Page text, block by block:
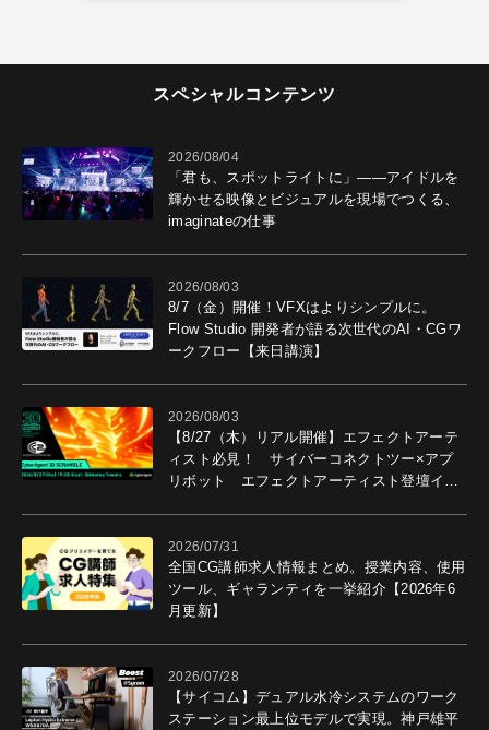
スペシャルコンテンツ
2026/08/04
「君も、スポットライトに」――アイドルを
輝かせる映像とビジュアルを現場でつくる、
imaginateの仕事
2026/08/03
8/7（金）開催！VFXはよりシンプルに。
Flow Studio 開発者が語る次世代のAI・CGワ
ークフロー【来日講演】
2026/08/03
【8/27（木）リアル開催】エフェクトアーテ
ィスト必見！ サイバーコネクトツー×アプ
リボット エフェクトアーティスト登壇イベ
2026/07/31
全国CG講師求人情報まとめ。授業内容、使用
ツール、ギャランティを一挙紹介【2026年6
月更新】
2026/07/28
【サイコム】デュアル水冷システムのワーク
ステーション最上位モデルで実現。神戸雄平